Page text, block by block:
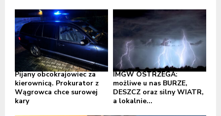
Pijany obcokrajowiec za
kierownicą. Prokurator z
Wągrowca chce surowej
kary
IMGW OSTRZEGA:
możliwe u nas BURZE,
DESZCZ oraz silny WIATR,
a lokalnie...